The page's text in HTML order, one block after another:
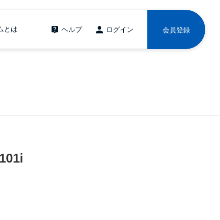
とは ヘルプ ログイン 会員登録